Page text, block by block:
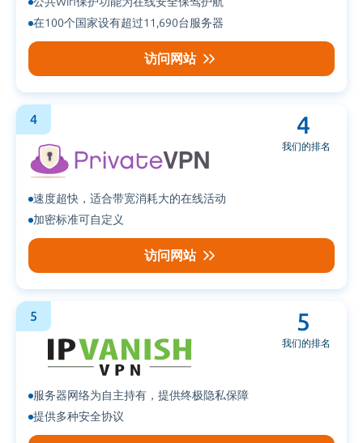
在100个国家设有超过11,690台服务器
访问网站
4
速度超快，适合带宽消耗大的在线活动
加密标准可自定义
4
我们的排名
访问网站
5
服务器网络为自主持有，提供终极隐私保障
提供多种安全协议
5
我们的排名